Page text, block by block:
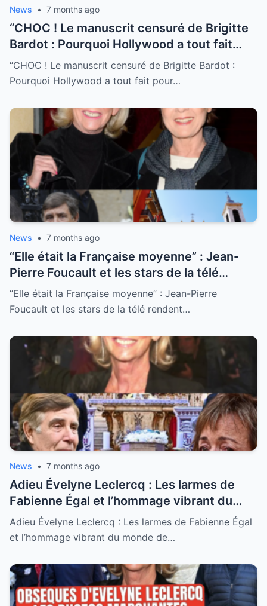
News • 7 months ago
“CHOC ! Le manuscrit censuré de Brigitte
Bardot : Pourquoi Hollywood a tout fait
pour le détruire…”
347 pages de vérité
pure, enfermées dans un coffre-fort
balancé : les abus de pouvoir, les
producteurs prédateurs và cái hệ thống đã
suýt giết chết bà. Pourquoi l’éditeur a-t-il
eu si peur de publier ce livre ? “C’est trop
dangereux”, disaient-ils. Aujourd’hui, les
mots qui ont terrifié l’industrie du cinéma
refont surface…
“CHOC ! Le manuscrit censuré de Brigitte Bardot :
Pourquoi Hollywood a tout fait pour…
News • 7 months ago
“Elle était la Française moyenne” : Jean-
Pierre Foucault et les stars de la télé
rendent un ultime hommage poignant à
Evelyne Leclercq à Nice
“Elle était la Française moyenne” : Jean-Pierre
Foucault et les stars de la télé rendent…
News • 7 months ago
Adieu Évelyne Leclercq : Les larmes de
Fabienne Égal et l’hommage vibrant du
monde de la télé à Nice
Adieu Évelyne Leclercq : Les larmes de Fabienne Égal
et l’hommage vibrant du monde de…